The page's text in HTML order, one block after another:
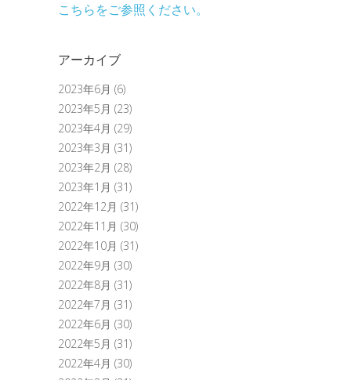
こちらをご参照ください。
アーカイブ
2023年6月 (6)
2023年5月 (23)
2023年4月 (29)
2023年3月 (31)
2023年2月 (28)
2023年1月 (31)
2022年12月 (31)
2022年11月 (30)
2022年10月 (31)
2022年9月 (30)
2022年8月 (31)
2022年7月 (31)
2022年6月 (30)
2022年5月 (31)
2022年4月 (30)